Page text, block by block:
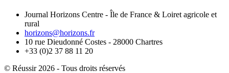
Journal Horizons Centre - Île de France & Loiret agricole et
rural
horizons@horizons.fr
10 rue Dieudonné Costes - 28000 Chartres
+33 (0)2 37 88 11 20
© Réussir 2026 - Tous droits réservés